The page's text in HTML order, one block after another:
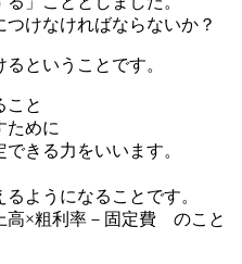
けなければならないか？
ということです。
こと
ために
きる力をいいます。
ようになることです。
高×粗利率－固定費 のこと